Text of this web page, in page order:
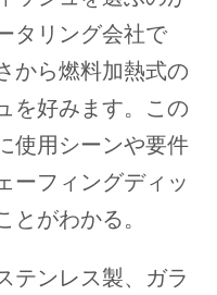
タリング会社で
から燃料加熱式の
を好みます。この
使用シーンや要件
ーフィングディッ
とがわかる。
テンレス製、ガラ